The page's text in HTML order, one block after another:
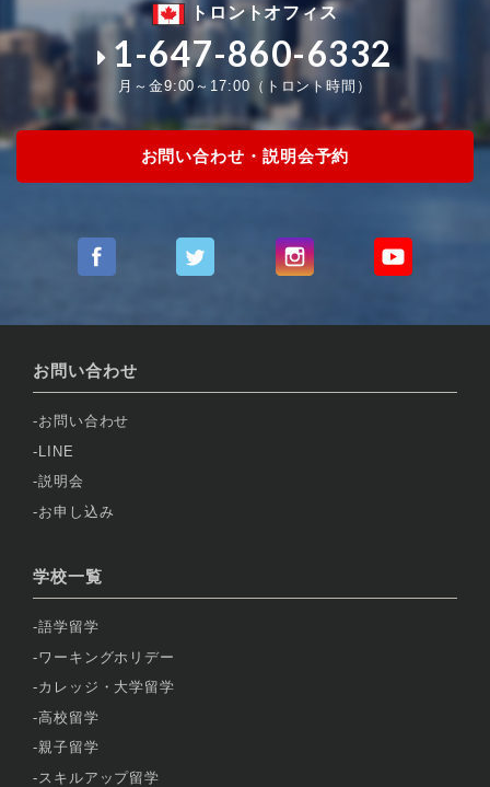
トロントオフィス
1-647-860-6332
月～金9:00～17:00（トロント時間）
お問い合わせ・説明会予約
お問い合わせ
お問い合わせ
LINE
説明会
お申し込み
学校一覧
語学留学
ワーキングホリデー
カレッジ・大学留学
高校留学
親子留学
スキルアップ留学